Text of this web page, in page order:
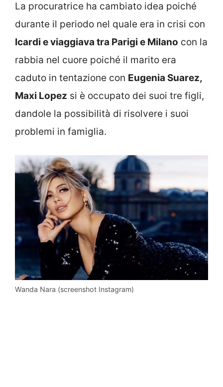
La procuratrice ha cambiato idea poiché
durante il periodo nel quale era in crisi con
Icardi e viaggiava tra Parigi e Milano con la
rabbia nel cuore poiché il marito era
caduto in tentazione con Eugenia Suarez,
Maxi Lopez si è occupato dei suoi tre figli,
dandole la possibilità di risolvere i suoi
problemi in famiglia.
Wanda Nara (screenshot Instagram)